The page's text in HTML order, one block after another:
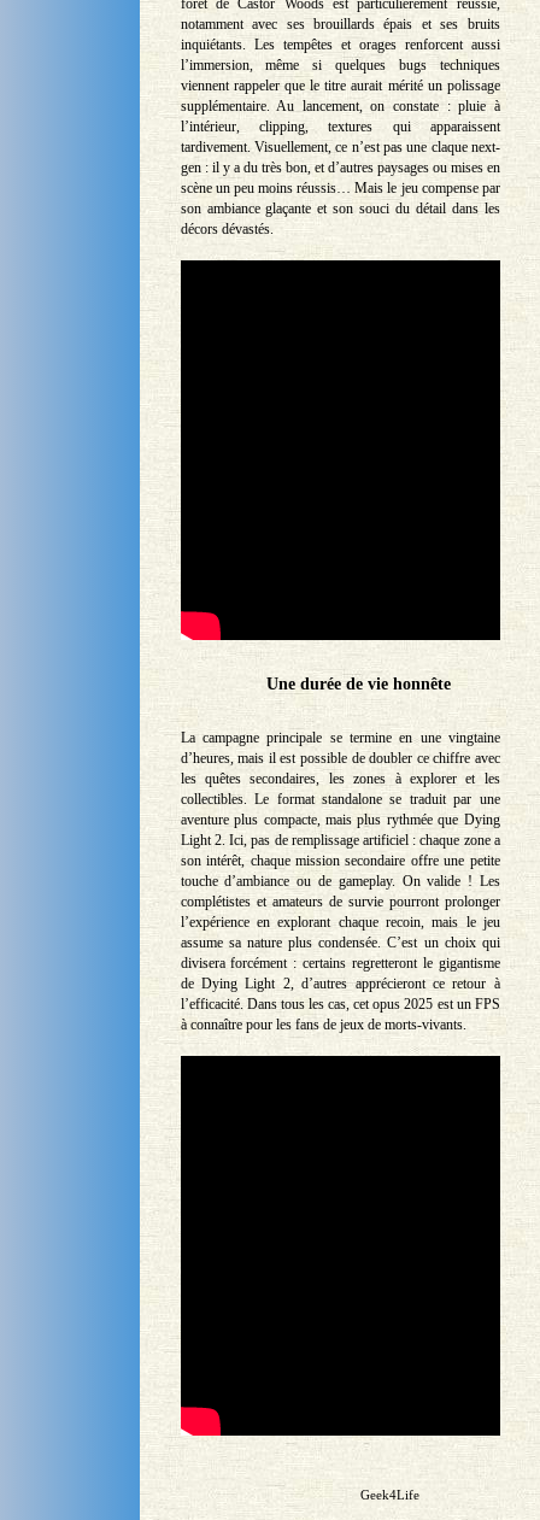
forêt de Castor Woods est particulièrement réussie,
notamment avec ses brouillards épais et ses bruits
inquiétants. Les tempêtes et orages renforcent aussi
l’immersion, même si quelques bugs techniques
viennent rappeler que le titre aurait mérité un polissage
supplémentaire. Au lancement, on constate : pluie à
l’intérieur, clipping, textures qui apparaissent
tardivement. Visuellement, ce n’est pas une claque next-
gen : il y a du très bon, et d’autres paysages ou mises en
scène un peu moins réussis… Mais le jeu compense par
son ambiance glaçante et son souci du détail dans les
décors dévastés.
Une durée de vie honnête
La campagne principale se termine en une vingtaine
d’heures, mais il est possible de doubler ce chiffre avec
les quêtes secondaires, les zones à explorer et les
collectibles. Le format standalone se traduit par une
aventure plus compacte, mais plus rythmée que Dying
Light 2. Ici, pas de remplissage artificiel : chaque zone a
son intérêt, chaque mission secondaire offre une petite
touche d’ambiance ou de gameplay. On valide ! Les
complétistes et amateurs de survie pourront prolonger
l’expérience en explorant chaque recoin, mais le jeu
assume sa nature plus condensée. C’est un choix qui
divisera forcément : certains regretteront le gigantisme
de Dying Light 2, d’autres apprécieront ce retour à
l’efficacité. Dans tous les cas, cet opus 2025 est un FPS
à connaître pour les fans de jeux de morts-vivants.
Geek4Life